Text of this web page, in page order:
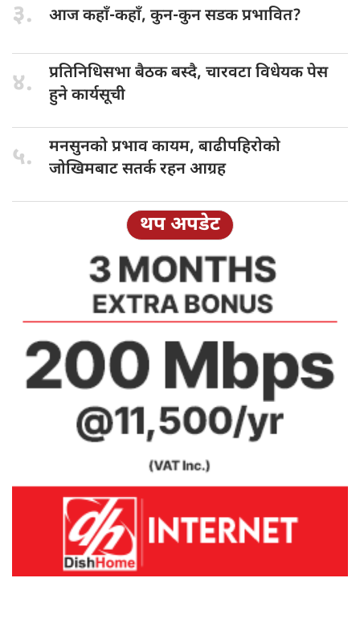
३. आज कहाँ-कहाँ, कुन-कुन सडक प्रभावित?
४. प्रतिनिधिसभा बैठकबस्दै, चारवटा विधेयक पेस
हुने कार्यसूची
५. मनसुनको प्रभावकायम, बाढीपहिरोको
जोखिमबाट सतर्क रहन आग्रह
थप अपडेट